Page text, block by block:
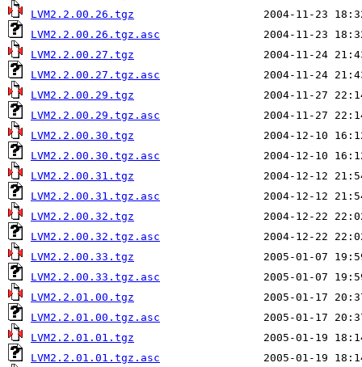
LVM2.2.00.26.tgz
LVM2.2.00.26.tgz.asc
LVM2.2.00.27.tgz
LVM2.2.00.27.tgz.asc
LVM2.2.00.29.tgz
LVM2.2.00.29.tgz.asc
LVM2.2.00.30.tgz
LVM2.2.00.30.tgz.asc
LVM2.2.00.31.tgz
LVM2.2.00.31.tgz.asc
LVM2.2.00.32.tgz
LVM2.2.00.32.tgz.asc
LVM2.2.00.33.tgz
LVM2.2.00.33.tgz.asc
LVM2.2.01.00.tgz
LVM2.2.01.00.tgz.asc
LVM2.2.01.01.tgz
LVM2.2.01.01.tgz.asc